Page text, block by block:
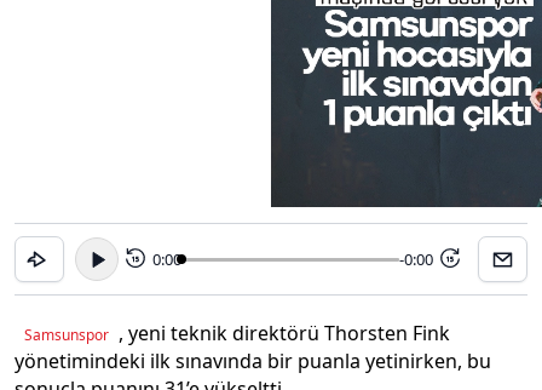
15 0:00 -0:00 15
Samsunspor , yeni teknik direktörü Thorsten Fink
yönetimindeki ilk sınavında bir puanla yetinirken, bu